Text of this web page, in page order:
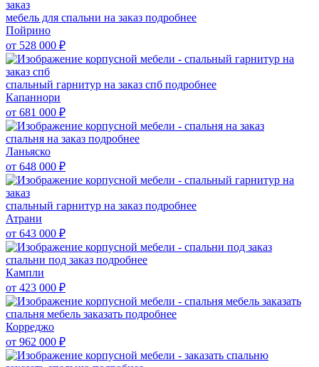
мебель для спальни на заказ подробнее
Пойрино
от 528 000 ₽
спальный гарнитур на заказ спб подробнее
Капаннори
от 681 000 ₽
спальня на заказ подробнее
Ланьяско
от 648 000 ₽
спальный гарнитур на заказ подробнее
Атрани
от 643 000 ₽
спальни под заказ подробнее
Кампли
от 423 000 ₽
спальня мебель заказать подробнее
Корреджо
от 962 000 ₽